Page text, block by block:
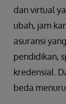
dan virtual
ubah, jam
asuransi
pendidikan,
kredensial.
beda